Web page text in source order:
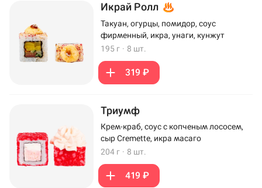
Икрай Ролл
Такуан, огурцы, помидор, соус
фирменный, икра, унаги, кунжут
195 г · 8 шт.
319 ₽
Триумф
Крем-краб, соус с копченым лососем,
сыр Cremette, икра масаго
204 г · 8 шт.
419 ₽